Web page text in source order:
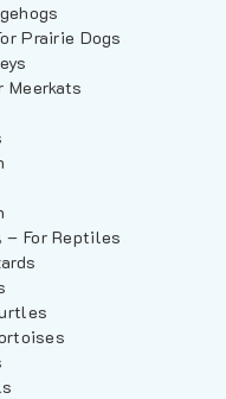
Prairie Dogs
Meerkats
– For Reptiles